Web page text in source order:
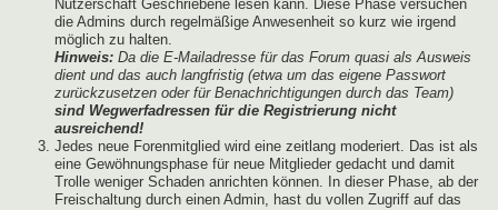
Nutzerschaft Geschriebene lesen kann. Diese Phase versuchen
die Admins durch regelmäßige Anwesenheit so kurz wie irgend
möglich zu halten.
Hinweis: Da die E-Mailadresse für das Forum quasi als Ausweis
dient und das auch langfristig (etwa um das eigene Passwort
zurückzusetzen oder für Benachrichtigungen durch das Team)
sind Wegwerfadressen für die Registrierung nicht
ausreichend!
Jedes neue Forenmitglied wird eine zeitlang moderiert. Das ist als
eine Gewöhnungsphase für neue Mitglieder gedacht und damit
Trolle weniger Schaden anrichten können. In dieser Phase, ab der
Freischaltung durch einen Admin, hast du vollen Zugriff auf das